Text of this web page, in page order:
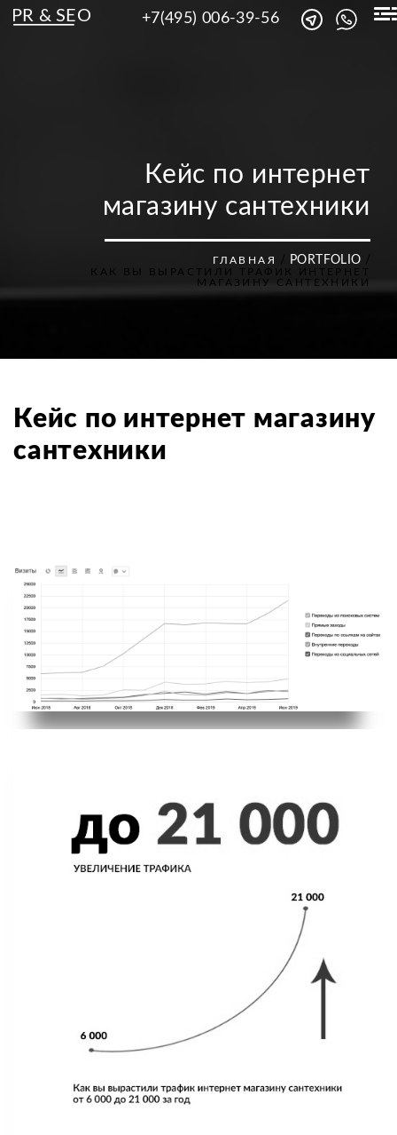
PR & SEO +7(495) 006-39-56
Кейс по интернет
магазину сантехники
ГЛАВНАЯ / PORTFOLIO /
КАК ВЫ ВЫРАСТИЛИ ТРАФИК ИНТЕРНЕТ
МАГАЗИНУ САНТЕХНИКИ
Кейс по интернет магазину
сантехники